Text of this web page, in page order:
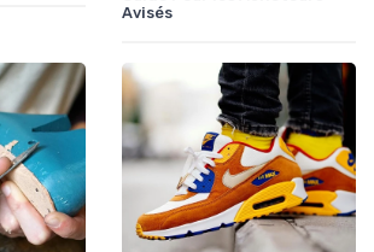
Avisés